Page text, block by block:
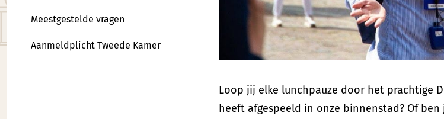
Meestgestelde vragen
Aanmeldplicht Tweede Kamer
Loop jij elke lunchpauze door het prachtige
heeft afgespeeld in onze binnenstad? Of